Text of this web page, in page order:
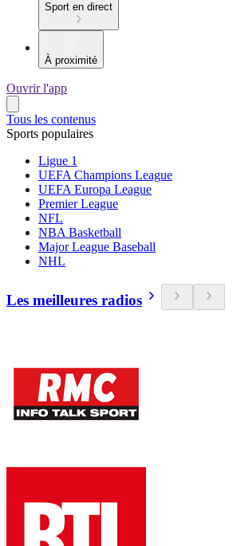
Sport en direct
À proximité
Ouvrir l'app
Tous les contenus
Sports populaires
Ligue 1
UEFA Champions League
UEFA Europa League
Premier League
NFL
NBA Basketball
Major League Baseball
NHL
Les meilleures radios